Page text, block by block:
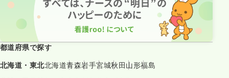
都道府県で探す
北海道・東北北海道青森岩手宮城秋田山形福島